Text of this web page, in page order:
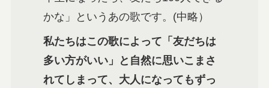
かな」というあの歌です。(中略）
私たちはこの歌によって「友だちは
多い方がいい」と自然に思いこまさ
れてしまって、大人になってもずっ